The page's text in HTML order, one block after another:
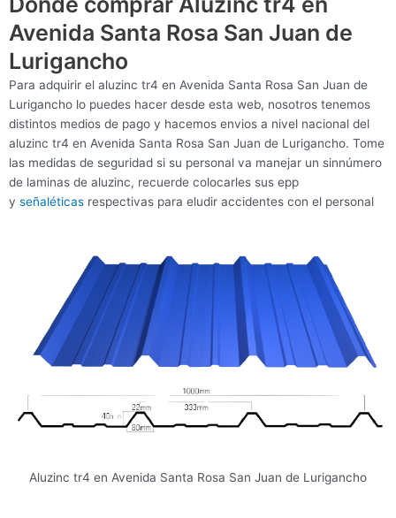
Avenida Santa Rosa San Juan de
Lurigancho
Para adquirir el aluzinc tr4 en Avenida Santa Rosa San Juan de
Lurigancho lo puedes hacer desde esta web, nosotros tenemos
distintos medios de pago y hacemos envios a nivel nacional del
aluzinc tr4 en Avenida Santa Rosa San Juan de Lurigancho. Tome
las medidas de seguridad si su personal va manejar un sinnúmero
de laminas de aluzinc, recuerde colocarles sus epp
y señaléticas respectivas para eludir accidentes con el personal
Aluzinc tr4 en Avenida Santa Rosa San Juan de Lurigancho